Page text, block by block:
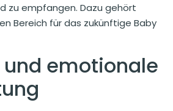
zu empfangen. Dazu gehört
Bereich für das zukünftige Baby
und emotionale